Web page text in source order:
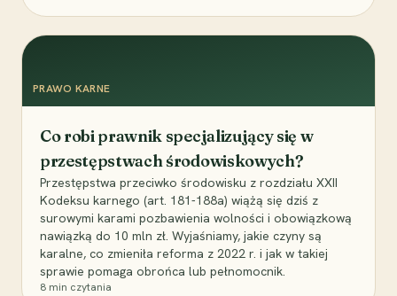
PRAWO KARNE
Co robi prawnik specjalizujący się w
przestępstwach środowiskowych?
Przestępstwa przeciwko środowisku z rozdziału XXII
Kodeksu karnego (art. 181-188a) wiążą się dziś z
surowymi karami pozbawienia wolności i obowiązkową
nawiązką do 10 mln zł. Wyjaśniamy, jakie czyny są
karalne, co zmieniła reforma z 2022 r. i jak w takiej
sprawie pomaga obrońca lub pełnomocnik.
8 min czytania